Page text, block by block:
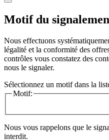
Motif du
Nous effectuons
légalité et la conformité des
contrôles vous constatez des
nous le signaler.
Sélectionnez un motif dans la
Motif:
Nous vous rappelons que le
interdit.